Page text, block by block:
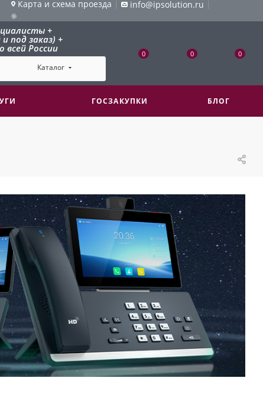
Карта и схема проезда | info@ipsolution.ru |
+
под заказ) +
всей России
Каталог
0 0 0
ГОСЗАКУПКИ БЛОГ